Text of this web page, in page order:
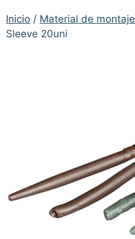
Inicio / Material de montaje
Sleeve 20uni